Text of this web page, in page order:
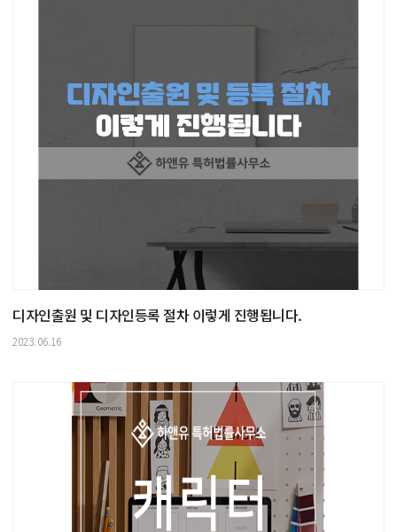
디자인출원 및 디자인등록 절차 이렇게 진행됩니다.
2023.06.16